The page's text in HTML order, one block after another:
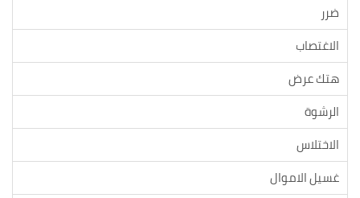
ضرر
الاغتصاب
هتك عرض
الرشوة
الاختلاس
غسيل الاموال